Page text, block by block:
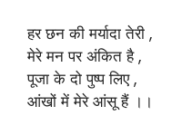
हर छन की मर्यादा तेरी ,
मेरे मन पर अंकित है ,
पूजा के दो पुष्प लिए ,
आंखों में मेरे आंसू हैं ।।